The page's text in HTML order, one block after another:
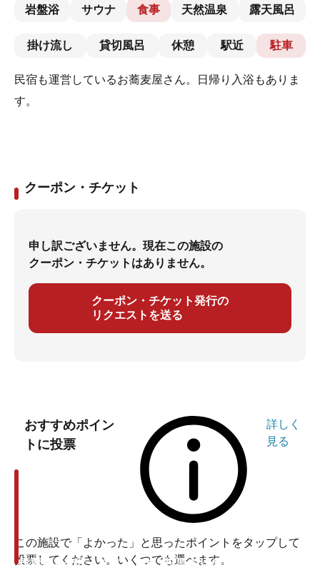
岩盤浴 サウナ 食事 天然温泉 露天風呂
掛け流し 貸切風呂 休憩 駅近 駐車
民宿も運営しているお蕎麦屋さん。日帰り入浴もありま
す。
クーポン・チケット
申し訳ございません。現在この施設の
クーポン・チケットはありません。
クーポン・チケット発行の
リクエストを送る
おすすめポイン
トに投票
詳しく
見る
この施設で「よかった」と思ったポイントをタップして
投票してください。いくつでも選べます。
投票ありがとうございます 投票ありがとうございます